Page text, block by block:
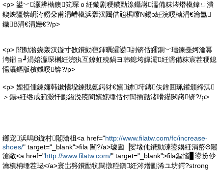
<p> 鍙﹀灏辨槸鐭笂琛ｏ紝鏇剧稉鐨勯湶鑷嶈濡備粖涔熸槸鍏ㄩ潰
鍥炴疆锛岄洊鐒朵甫涓嶆槸浜轰汉閮借兘椐曢Ν鍚э紝浣嗘槸涓€瀹氳
鐬В涓€涓嬨€?/p>
<p> 閭勬湁娆轰汉鏇寸敋鐨勯亱鍕曞皬鍙剾锛佸皬鐦﹀瓙鍊戞妸瀹冪
洿鎺ョ┛涓婄灜琛楋紝浣犱互鐐虹殑鍋ヨ韩鎴垮皥灞紝濡備粖宸茬稉鎴
愮灜鏂版檳鐖嗘锛?/p>
<p> 娌掗偅鍊嬭韩鏉愭垜鍊戝氨鍔犲€嬪鎼垨鏄伕鎿囬珮鑵颁締淇
＞鍚э紝绺戒箣灏忓彲鎰涚殑閬嬪嫊缍佸付闇插嚭渚嗗緢閲嶈锛?/p>
鎯宠浜嗚В鏇村闂滄柤<a href="http://www.filatw.com/fc/increase-
shoes/" target="_blank">fila 闉?/a>璩囪▕娑堟伅鐨勬湅鍙嬶紝涓嶅Θ闂
滄敞<a href="http://www.filatw.com/" target="_blank">fila鏂愭▊鍙扮仯
瀹樻柟缍茬珯</a>寰岀簩鐨勫牨閬撴秷鎭紝涔熷彲浠ユ坊鍔?strong